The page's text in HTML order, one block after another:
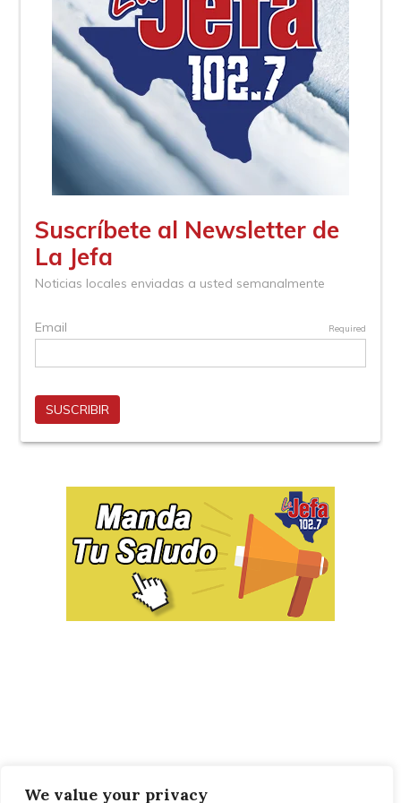
We value your privacy